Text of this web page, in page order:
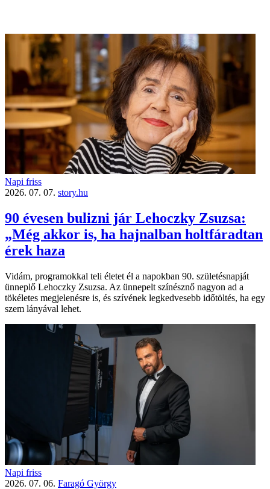
Napi friss
2026. 07. 07. story.hu
90 évesen bulizni jár Lehoczky Zsuzsa:
„Még akkor is, ha hajnalban holtfáradtan
érek haza
Vidám, programokkal teli életet él a napokban 90. születésnapját
ünneplő Lehoczky Zsuzsa. Az ünnepelt színésznő nagyon ad a
tökéletes megjelenésre is, és szívének legkedvesebb időtöltés, ha egy
szem lányával lehet.
Napi friss
2026. 07. 06. Faragó György